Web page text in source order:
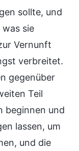
sollte, und
sie
Vernunft
verbreitet.
gegenüber
Teil
beginnen und
lassen, um
und die